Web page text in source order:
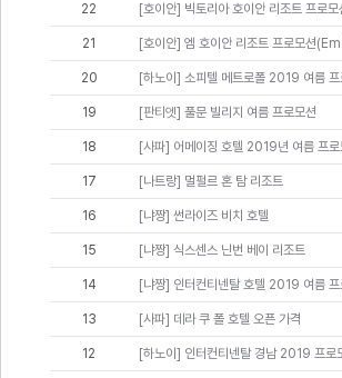
22 [호이안] 빅토리아 호이안 리조트 프로모
21 [호이안] 엠 호이안 리조트 프로모션
20 [하노이] 소피텔 메트로폴 2019 여름 프
19 [판티엣] 풀문 빌리지 여름 프로모션
18 [사파] 어메이징 호텔 2019년 여름 프로
17 [나트랑] 멀펄르 혼 탐 리조트
16 [냐짱] 썬라이즈 비치 호텔
15 [냐짱] 식스센스 닌번 베이 리조트
14 [냐짱] 인터컨티넨탈 호텔 2019 여름 프
13 [사파] 데라 쿠 폴 호텔 오픈 가격
12 [하노이] 인터컨티넨탈 경남 2019 프로